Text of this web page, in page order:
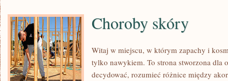
Choroby skóry
Witaj w miejscu, w którym zapachy i
tylko nawykiem. To strona stworzona dla
decydować, rozumieć różnice między